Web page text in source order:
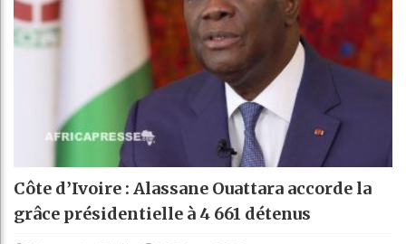
Côte d’Ivoire : Alassane Ouattara accorde la
grâce présidentielle à 4 661 détenus